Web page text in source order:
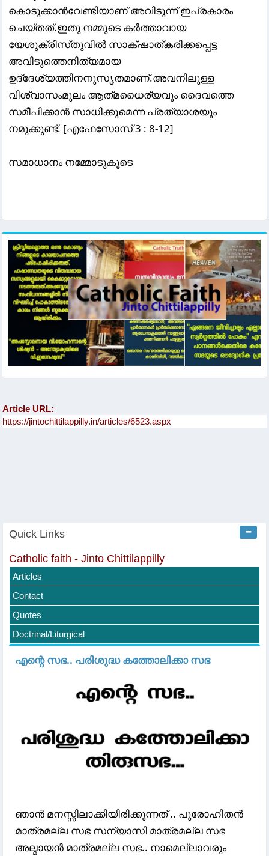
കൊടുക്കാന്വേണ്ടിയാണ്‌ അവിടുന്ന്‌ ഇപ്രകാരം
ചെയ്‌തത്‌.ഇതു നമ്മുടെ കര്ത്താവായ
യേശുക്രിസ്‌തുവില് സാക്‌ഷാത്‌കരിക്കപ്പെട്ട
അവിടുത്തെനിത്യമായ
ഉദ്‌ദേശ്യത്തിനനുസൃതമാണ്‌.അവനിലുള്ള
വിശ്വാസംമൂലം ആത്‌മധൈര്യവും ദൈവത്തെ
സമീപിക്കാന് സാധിക്കുമെന്ന പ്രത്യാശയും
നമുക്കുണ്ട്‌. [എഫേസോസ്‌ 3 : 8-12]
സമാധാനം നമ്മോടുകൂടെ
Article URL:
Quick Links
Catholic faith - Jinto Chittilappilly
Articles
Contact
Quotes
Doctrinal/Liturgical
എന്റെ സഭ.. പരിശുദ്ധ കത്തോലിക്കാ സഭ
ഞാൻ മനസ്സിലാക്കിയിരിക്കുന്നത് .. പുരോഹിതൻ
മാത്രമല്ല സഭ സന്യാസി മാത്രമല്ല സഭ
അല്മായൻ മാത്രമല്ല സഭ.. നാമെല്ലാവരും